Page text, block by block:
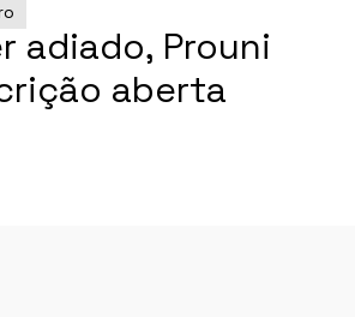
adiado, Prouni
aberta